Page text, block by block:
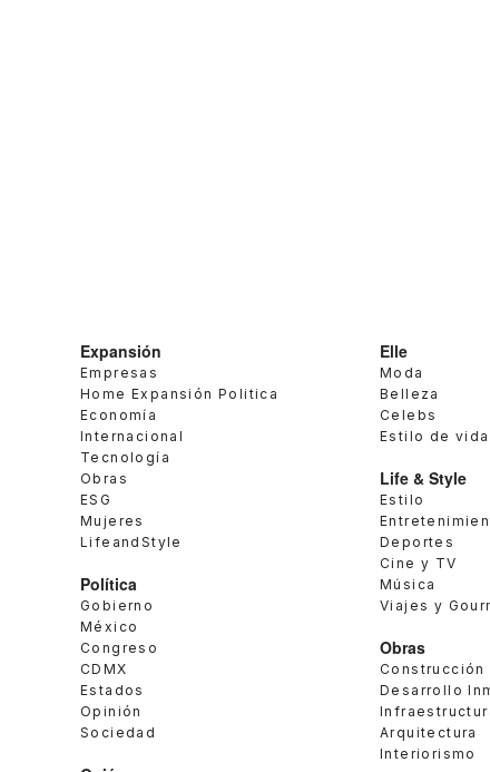
Expansión
Empresas
Home Expansión Politica
Economía
Internacional
Tecnología
Obras
ESG
Mujeres
LifeandStyle
Política
Gobierno
México
Congreso
CDMX
Estados
Opinión
Sociedad
Elle
Moda
Belleza
Celebs
Estilo de vida
Life & Style
Estilo
Deportes
Cine y TV
Música
Viajes y
Obras
Construcción
Desarrollo
Arquitectura
Interiorismo